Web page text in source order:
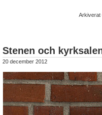
Arkiverat
Stenen och
20 december 2012